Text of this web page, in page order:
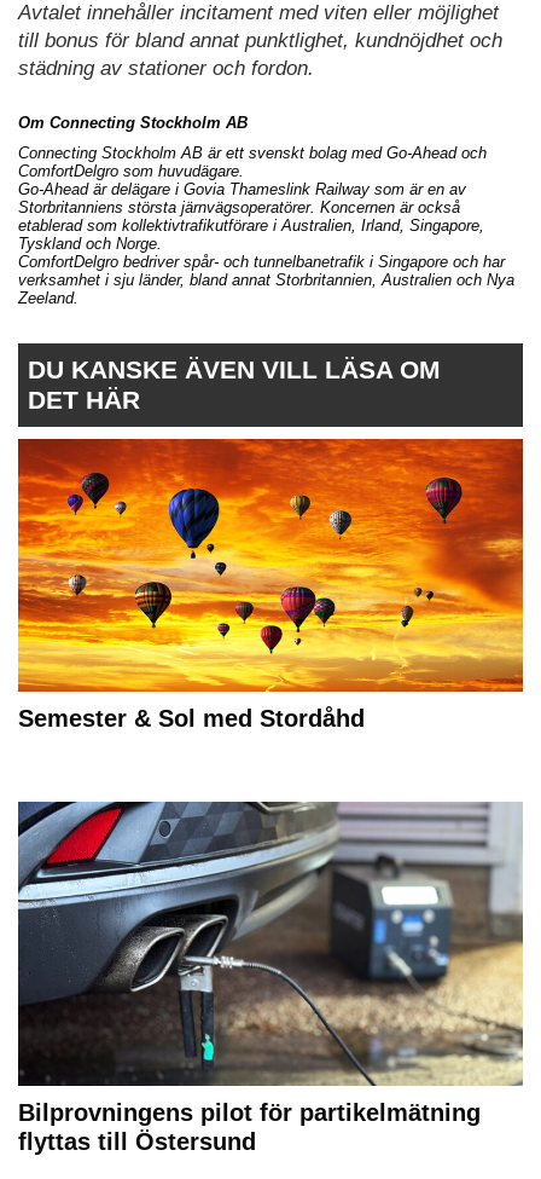
Avtalet innehåller incitament med viten eller möjlighet
till bonus för bland annat punktlighet, kundnöjdhet och
städning av stationer och fordon.
Om Connecting Stockholm AB
Connecting Stockholm AB är ett svenskt bolag med Go-Ahead och
ComfortDelgro som huvudägare.
Go-Ahead är delägare i Govia Thameslink Railway som är en av
Storbritanniens största järnvägsoperatörer. Koncernen är också
etablerad som kollektivtrafikutförare i Australien, Irland, Singapore,
Tyskland och Norge.
ComfortDelgro bedriver spår- och tunnelbanetrafik i Singapore och har
verksamhet i sju länder, bland annat Storbritannien, Australien och Nya
Zeeland.
DU KANSKE ÄVEN VILL LÄSA OM
DET HÄR
Semester & Sol med Stordåhd
Bilprovningens pilot för partikelmätning
flyttas till Östersund